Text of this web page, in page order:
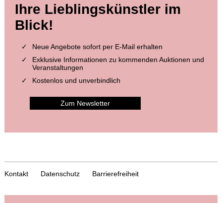
Ihre Lieblingskünstler im
Blick!
Neue Angebote sofort per E-Mail erhalten
Exklusive Informationen zu kommenden Auktionen und
Veranstaltungen
Kostenlos und unverbindlich
Zum Newsletter
Kontakt Datenschutz Barrierefreiheit